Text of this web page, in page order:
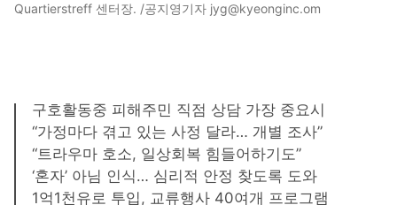
Quartierstreff 센터장. /공지영기자 jyg@kyeonginc.om
구호활동중 피해주민 직점 상담 가장 중요시
“가정마다 겪고 있는 사정 달라… 개별 조사”
“트라우마 호소, 일상회복 힘들어하기도”
‘혼자’ 아님 인식… 심리적 안정 찾도록 도와
1억1천유로 투입, 교류행사 40여개 프로그램